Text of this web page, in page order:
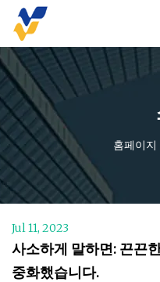
홈페이지
Jul 11, 2023
사소하게 말하면: 끈끈
중화했습니다.